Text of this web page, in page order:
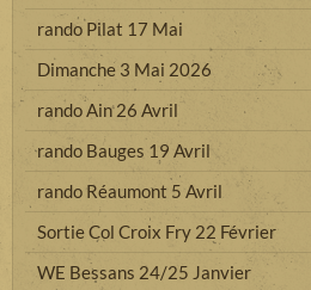
rando Pilat 17 Mai
Dimanche 3 Mai 2026
rando Ain 26 Avril
rando Bauges 19 Avril
rando Réaumont 5 Avril
Sortie Col Croix Fry 22 Février
WE Bessans 24/25 Janvier